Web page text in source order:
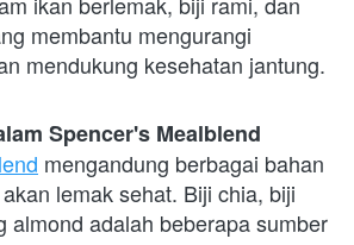
membantu mengurangi
mendukung kesehatan jantung.
Spencer's Mealblend
mengandung berbagai bahan
lemak sehat. Biji chia, biji
almond adalah beberapa sumber